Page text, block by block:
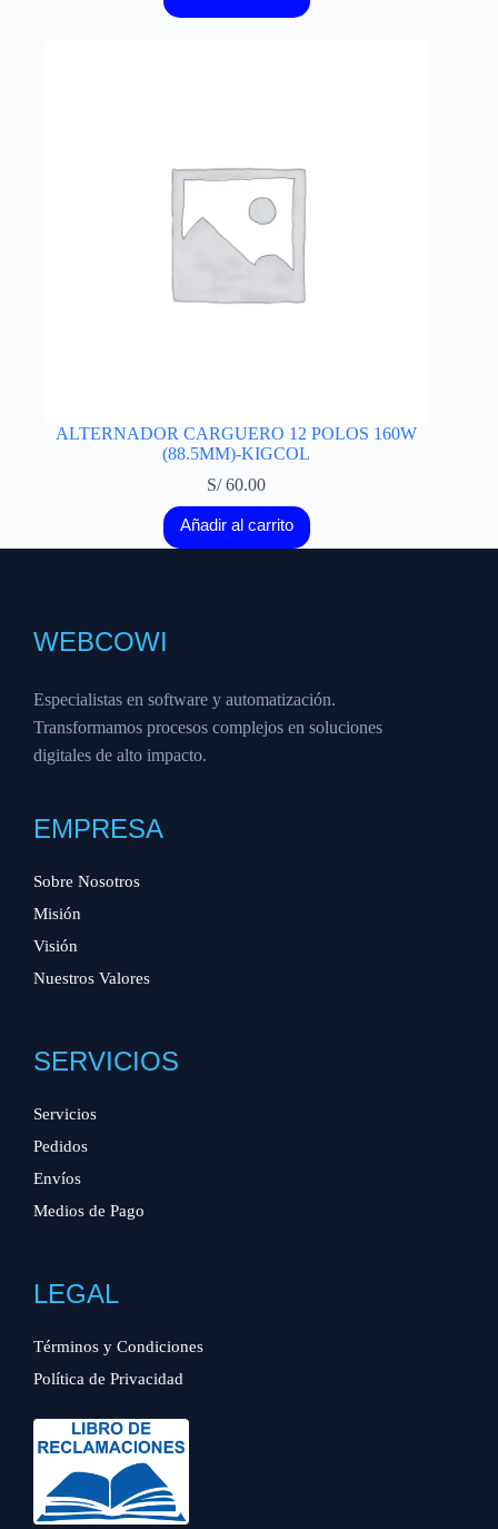
ALTERNADOR CARGUERO 12 POLOS 160W
(88.5MM)-KIGCOL
S/60.00
Añadir al carrito
WEBCOWI
Especialistas en software y automatización.
Transformamos procesos complejos en soluciones
digitales de alto impacto.
EMPRESA
Sobre Nosotros
Misión
Visión
Nuestros Valores
SERVICIOS
Servicios
Pedidos
Envíos
Medios de Pago
LEGAL
Términos y Condiciones
Política de Privacidad